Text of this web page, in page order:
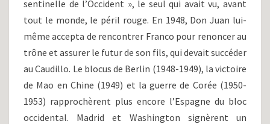
sentinelle de l’Occident », le seul qui avait vu, avant
tout le monde, le péril rouge. En 1948, Don Juan lui-
même accepta de rencontrer Franco pour renoncer au
trône et assurer le futur de son fils, qui devait succéder
au Caudillo. Le blocus de Berlin (1948-1949), la victoire
de Mao en Chine (1949) et la guerre de Corée (1950-
1953) rapprochèrent plus encore l’Espagne du bloc
occidental. Madrid et Washington signèrent un